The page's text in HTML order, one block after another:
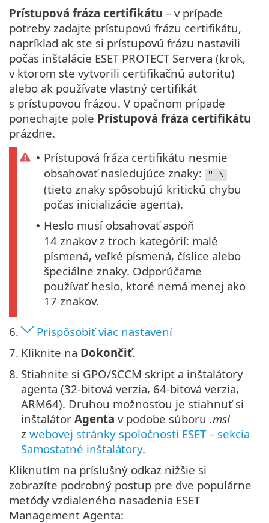
Prístupová fráza certifikátu – v prípade
potreby zadajte prístupovú frázu certifikátu,
napríklad ak ste si prístupovú frázu nastavili
počas inštalácie ESET PROTECT Servera (krok,
v ktorom ste vytvorili certifikačnú autoritu)
alebo ak používate vlastný certifikát
s prístupovou frázou. V opačnom prípade
ponechajte pole Prístupová fráza certifikátu
prázdne.
• Prístupová fráza certifikátu nesmie
obsahovať nasledujúce znaky:
" \
(tieto znaky spôsobujú kritickú chybu
počas inicializácie agenta).
• Heslo musí obsahovať aspoň
14 znakov z troch kategórií: malé
písmená, veľké písmená, číslice alebo
špeciálne znaky. Odporúčame
používať heslo, ktoré nemá menej ako
17 znakov.
6.
Prispôsobiť viac nastavení
7. Kliknite na Dokončiť.
8. Stiahnite si GPO/SCCM skript a inštalátory
agenta (32‑bitová verzia, 64‑bitová verzia,
ARM64). Druhou možnosťou je stiahnuť si
inštalátor Agenta v podobe súboru .msi
z webovej stránky spoločnosti ESET – sekcia
Samostatné inštalátory.
Kliknutím na príslušný odkaz nižšie si
zobrazíte podrobný postup pre dve populárne
metódy vzdialeného nasadenia ESET
Management Agenta: